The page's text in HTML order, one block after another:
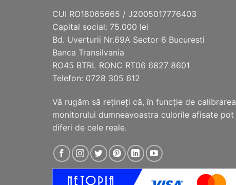
CUI RO18065665 / J2005017776403
Capital social: 75.000 lei
Bd. Uverturii Nr.69A Sector 6 Bucuresti
Banca Transilvania
RO45 BTRL RONC RT06 6827 8601
Telefon: 0728 305 612
Vă rugăm să reţineţi că, în funcţie de calibrarea
monitorului dumneavoastra culorile afisate pot
diferi de cele reale.